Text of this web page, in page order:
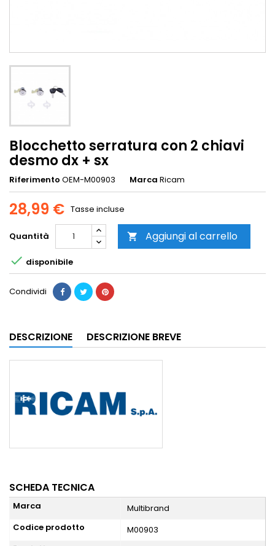
Blocchetto serratura con 2 chiavi
desmo dx + sx
Riferimento OEM-M00903 Marca Ricam
28,99 € Tasse incluse
Quantità  Aggiungi al carrello
 disponibile
Condividi
DESCRIZIONE DESCRIZIONE BREVE
SCHEDA TECNICA
Marca
Multibrand
Codice prodotto
M00903